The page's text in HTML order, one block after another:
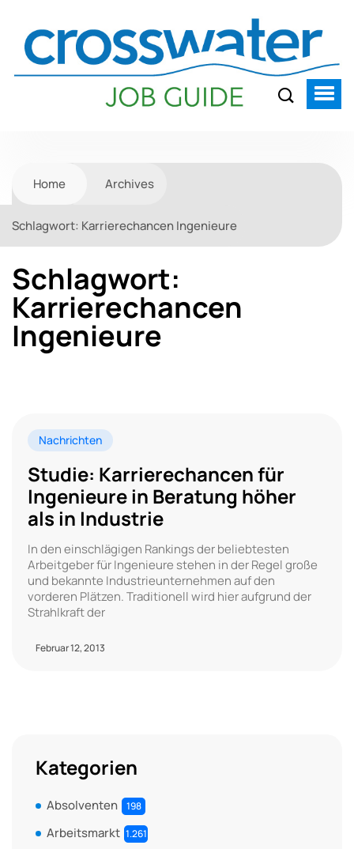
Home Archives
Schlagwort: Karrierechancen Ingenieure
Schlagwort:
Karrierechancen
Ingenieure
Nachrichten
Studie: Karrierechancen für
Ingenieure in Beratung höher
als in Industrie
In den einschlägigen Rankings der beliebtesten
Arbeitgeber für Ingenieure stehen in der Regel große
und bekannte Industrieunternehmen auf den
vorderen Plätzen. Traditionell wird hier aufgrund der
Strahlkraft der
Februar 12, 2013
Kategorien
Absolventen 198
Arbeitsmarkt 1.261